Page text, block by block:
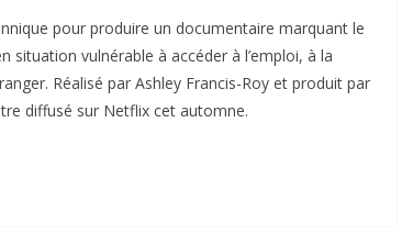
pour produire un documentaire marquant le
situation vulnérable à accéder à l’emploi, à la
Réalisé par Ashley Francis-Roy et produit par
diffusé sur Netflix cet automne.